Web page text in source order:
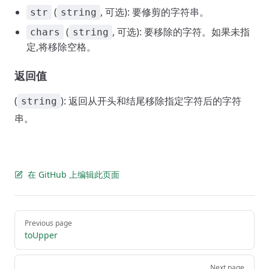
str ( string , 可选): 要修剪的字符串。
chars ( string , 可选): 要移除的字符。如果未指
定,将移除空格。
返回值
( string ): 返回从开头和结尾移除指定字符后的字符
串。
在 GitHub 上编辑此页面
Pager
Previous page
toUpper